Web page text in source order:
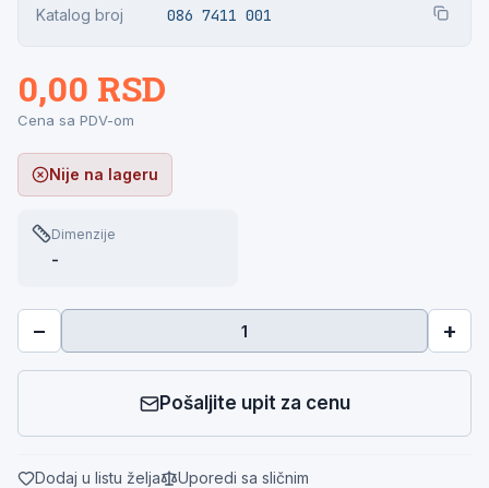
Katalog broj 086 7411 001
0,00 RSD
Cena sa PDV-om
Nije na lageru
Dimenzije
-
− +
Pošaljite upit za cenu
Dodaj u listu želja Uporedi sa sličnim